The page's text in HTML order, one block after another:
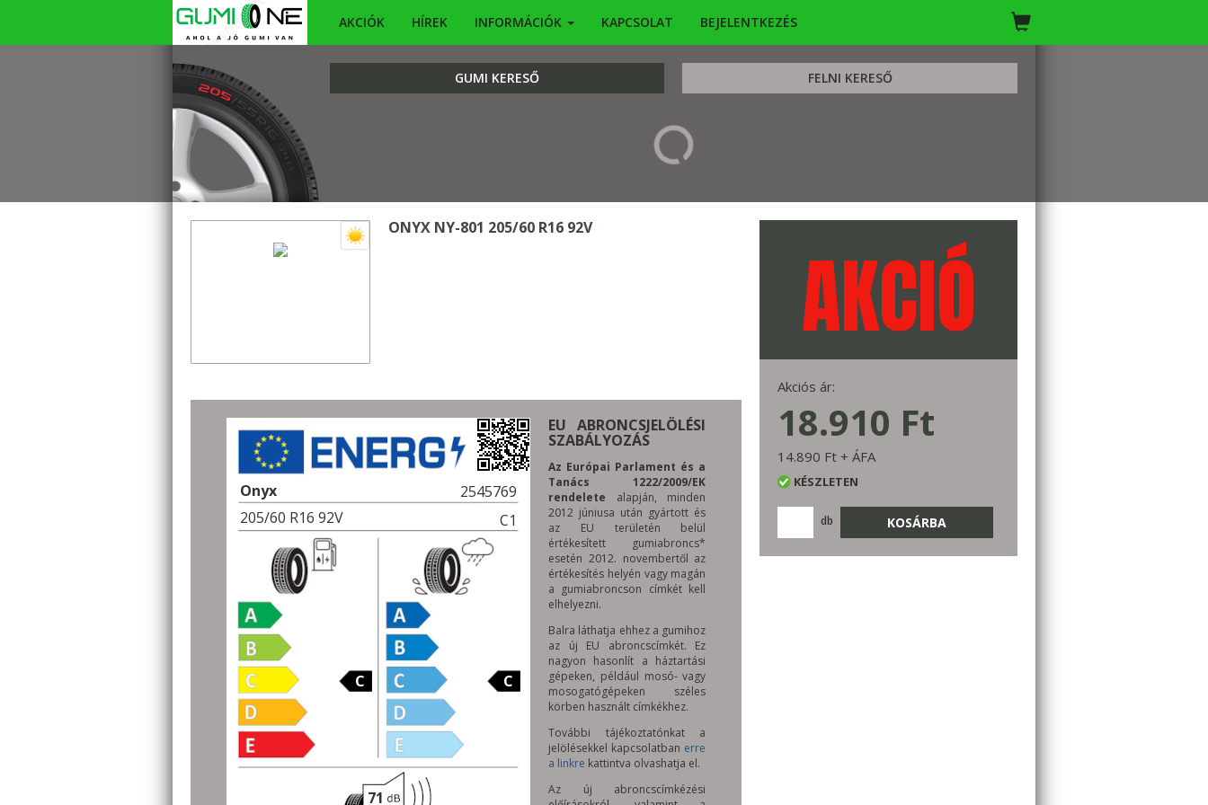
AKCIÓK HÍREK INFORMÁCIÓK KAPCSOLAT BEJELENTKEZÉS
GUMI KERESŐ FELNI KERESŐ
KERESÉS
ONYX NY-801 205/60 R16 92V
Onyx
2545769
205/60 R16 92V
C1
C C
71
EU ABRONCSJELÖLÉSI
SZABÁLYOZÁS
Az Európai Parlament és a
Tanács 1222/2009/EK
rendelete alapján, minden
2012 júniusa után gyártott és
az EU területén belül
értékesített gumiabroncs*
esetén 2012. novembertől az
értékesítés helyén vagy magán
a gumiabroncson címkét kell
elhelyezni.
Balra láthatja ehhez a gumihoz
az új EU abroncscímkét. Ez
nagyon hasonlít a háztartási
gépeken, például mosó- vagy
mosogatógépeken széles
körben használt címkékhez.
További tájékoztatónkat a
jelölésekkel kapcsolatban erre
a linkre kattintva olvashatja el.
Az új abroncscímkézési
AKCIÓ
Akciós ár:
18.910 Ft
14.890 Ft + ÁFA
KÉSZLETEN
db KOSÁRBA